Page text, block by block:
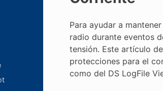
Para ayudar a
radio durante eventos
tensión. Este artículo
protecciones para el
como del DS LogFile